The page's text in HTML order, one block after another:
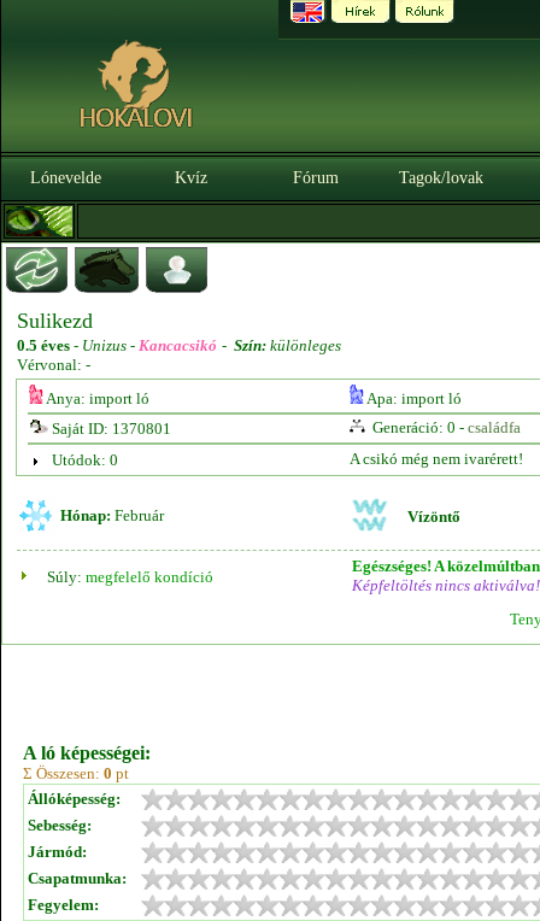
Lónevelde Kvíz Fórum Tagok/lovak
Sulikezd
0.5 éves - Unizus - Kancacsikó - Szín: különleges
Vérvonal: -
Anya: import ló
Apa: import ló
Saját ID: 1370801
Generáció: 0 - családfa
Utódok: 0
A csikó még nem ivarérett!
Hónap: Február Vízöntő
Súly: megfelelő kondíció
Egészséges! A
Képfeltöltés nincs aktiválva!
A ló képességei:
Σ Összesen: 0 pt
Állóképesség:
Sebesség:
Jármód:
Csapatmunka:
Fegyelem: